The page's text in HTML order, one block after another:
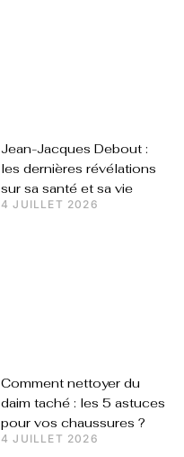
Jean-Jacques Debout :
les dernières révélations
sur sa santé et sa vie
4 JUILLET 2026
Comment nettoyer du
daim taché : les 5 astuces
pour vos chaussures ?
4 JUILLET 2026